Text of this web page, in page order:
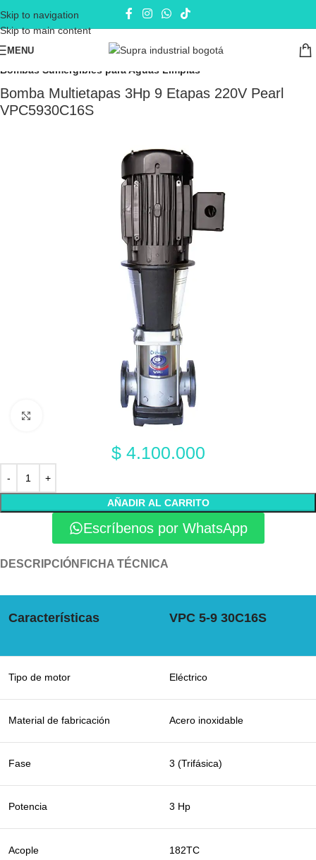
Skip to navigation
Skip to main content
MENU
Inicio Electrobombas - bombas eléctricas Bombas Sumergibles
Bombas Sumergibles para Aguas Limpias
Bomba Multietapas 3Hp 9 Etapas 220V Pearl
VPC5930C16S
$4.100.000
AÑADIR AL CARRITO
Escríbenos por WhatsApp
DESCRIPCIÓN FICHA TÉCNICA
Características VPC 5-9 30C16S
Tipo de motor Eléctrico
Material de fabricación Acero inoxidable
Fase 3 (Trifásica)
Potencia 3 Hp
Acople 182TC